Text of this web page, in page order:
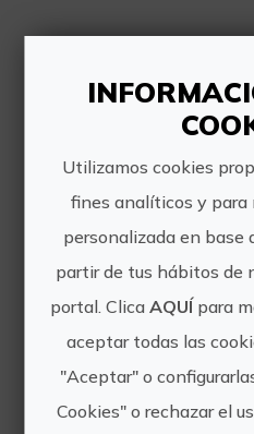
¿Conoces la
La lectura fácil es
crear documentos
especialmente
personas con
Utilizamos cookies
fines analíticos y
personalizada en base
partir de tus hábitos de
portal. Clica AQUÍ para
aceptar todas las
"Aceptar" o
Cookies" o rechazar el